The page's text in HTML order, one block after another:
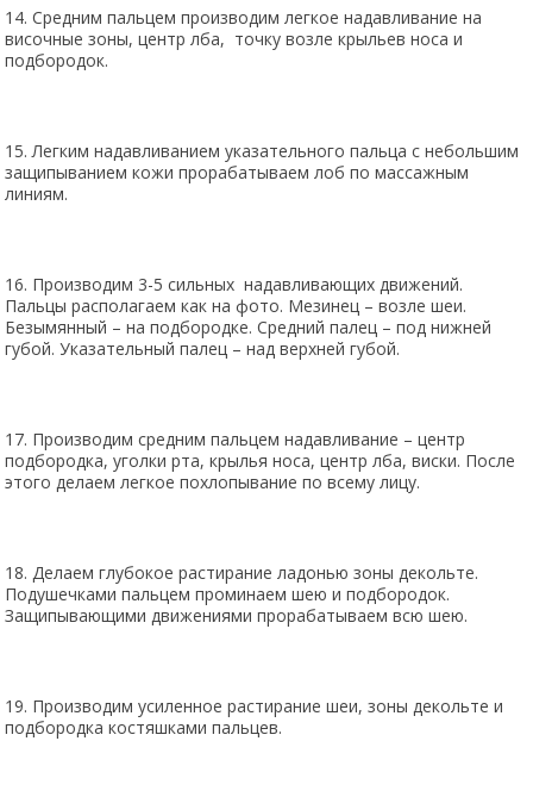
14. Средним пальцем производим легкое надавливание на
височные зоны, центр лба, точку возле крыльев носа и
подбородок.
15. Легким надавливанием указательного пальца с небольшим
защипыванием кожи прорабатываем лоб по массажным
линиям.
16. Производим 3-5 сильных надавливающих движений.
Пальцы располагаем как на фото. Мезинец – возле шеи.
Безымянный – на подбородке. Средний палец – под нижней
губой. Указательный палец – над верхней губой.
17. Производим средним пальцем надавливание – центр
подбородка, уголки рта, крылья носа, центр лба, виски. После
этого делаем легкое похлопывание по всему лицу.
18. Делаем глубокое растирание ладонью зоны декольте.
Подушечками пальцем проминаем шею и подбородок.
Защипывающими движениями прорабатываем всю шею.
19. Производим усиленное растирание шеи, зоны декольте и
подбородка костяшками пальцев.